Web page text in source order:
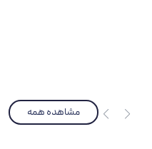
مشاهده همه